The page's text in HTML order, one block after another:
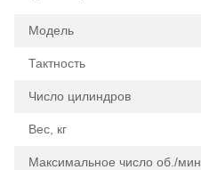
Модель
Тактность
Число цилиндров
Вес, кг
Максимальное число об./мин